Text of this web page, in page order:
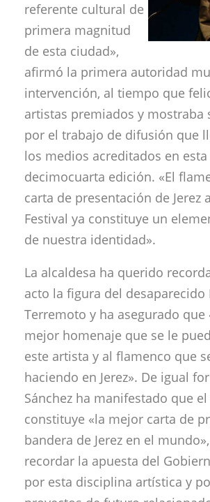
referente cultural de
primera magnitud
de esta ciudad»,
afirmó la primera autoridad
intervención, al tiempo que
artistas premiados y mostraba
por el trabajo de difusión que
los medios acreditados en esta
decimocuarta edición. «El
carta de presentación de Jerez
Festival ya constituye un
de nuestra identidad».
La alcaldesa ha querido
acto la figura del desaparecido
Terremoto y ha asegurado que
mejor homenaje que se le
este artista y al flamenco que
haciendo en Jerez». De igual
Sánchez ha manifestado que
constituye «la mejor carta de
bandera de Jerez en el
recordar la apuesta del
por esta disciplina artística y